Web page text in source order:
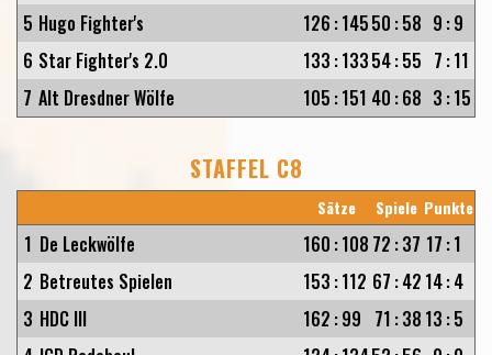
5 Hugo Fighter's 126 :14550 :58 9 :9
6 Star Fighter's 2.0 133 :13354:55 7 :11
7 Alt Dresdner Wölfe 105 :151 40 :68 3 :15
STAFFEL C8
Sätze Spiele Punkte
1 De Leckwölfe 160 :108 72 :37 17 :1
2 Betreutes Spielen 153 :112 67 :42 14:4
3 HDC III 162 :99 71 :38 13 :5